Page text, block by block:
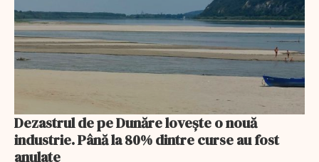
Dezastrul de pe Dunăre lovește o nouă
industrie. Până la 80% dintre curse au fost
anulate